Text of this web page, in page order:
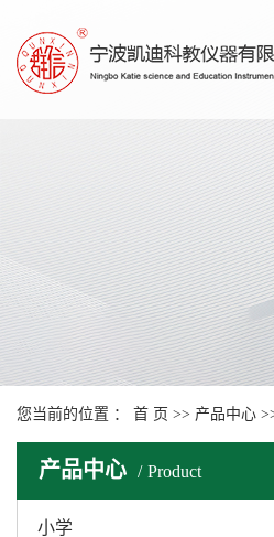
您当前的位置 ： 首 页 >> 产品中心
产品中心 Product
小学